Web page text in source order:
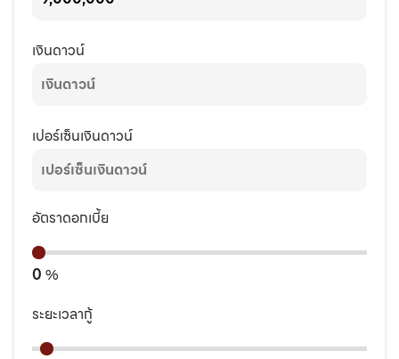
เงินดาวน์
เปอร์เซ็นเงินดาวน์
อัตราดอกเบี้ย
0 %
ระยะเวลากู้